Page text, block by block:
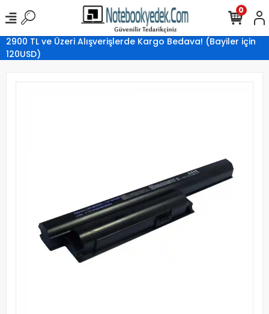
2900 TL ve Üzeri Alışverişlerde Kargo Bedava! (Bayiler için
120USD)
0